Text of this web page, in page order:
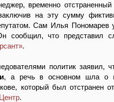
временно
на эту сумму
Сам Илья Пономарев
сообщил, что представил
.
политик заявил,
, а речь в основном шла о
который был отстранен
.